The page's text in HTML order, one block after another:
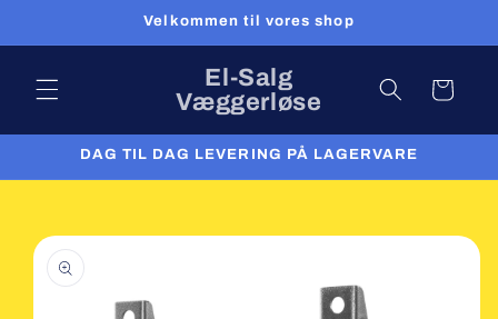
Velkommen til vores shop
El-Salg
Væggerløse
Indkøbskurv
DAG TIL DAG LEVERING PÅ LAGERVARE